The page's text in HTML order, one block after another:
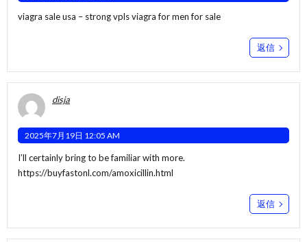
viagra sale usa – strong vplsviagra for men for sale
返信
disja
2025年7月19日 12:05 AM
I’ll certainly bring to be familiar with more.
https://buyfastonl.com/amoxicillin.html
返信